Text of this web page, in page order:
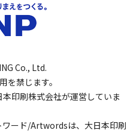
Co., Ltd.
を禁じます。
印刷株式会社が運営していま
ード/Artwordsは、大日本印刷